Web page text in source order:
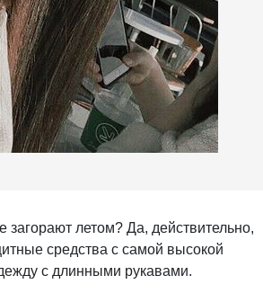
летом? Да, действительно,
средства с самой высокой
с длинными рукавами.